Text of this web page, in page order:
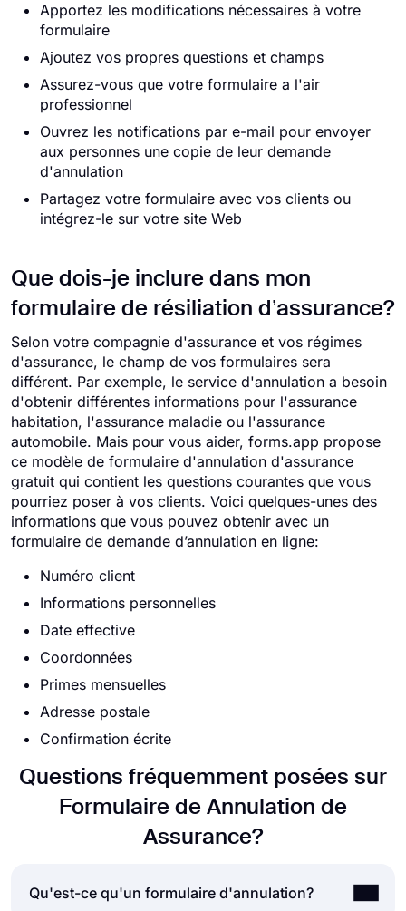
Apportez les modifications nécessaires à votre
formulaire
Ajoutez vos propres questions et champs
Assurez-vous que votre formulaire a l'air
professionnel
Ouvrez les notifications par e-mail pour envoyer
aux personnes une copie de leur demande
d'annulation
Partagez votre formulaire avec vos clients ou
intégrez-le sur votre site Web
Que dois-je inclure dans mon
formulaire de résiliation d’assurance?
Selon votre compagnie d'assurance et vos régimes
d'assurance, le champ de vos formulaires sera
différent. Par exemple, le service d'annulation a besoin
d'obtenir différentes informations pour l'assurance
habitation, l'assurance maladie ou l'assurance
automobile. Mais pour vous aider, forms.app propose
ce modèle de formulaire d'annulation d'assurance
gratuit qui contient les questions courantes que vous
pourriez poser à vos clients. Voici quelques-unes des
informations que vous pouvez obtenir avec un
formulaire de demande d’annulation en ligne:
Numéro client
Informations personnelles
Date effective
Coordonnées
Primes mensuelles
Adresse postale
Confirmation écrite
Questions fréquemment posées sur
Formulaire de Annulation de
Assurance?
Qu'est-ce qu'un formulaire d'annulation?